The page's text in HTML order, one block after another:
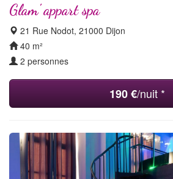
Glam' appart spa
21 Rue Nodot, 21000 Dijon
40 m²
2 personnes
190 €/nuit *